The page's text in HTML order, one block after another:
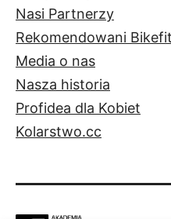
Nasi Partnerzy
Rekomendowani
Media o nas
Nasza historia
Profidea dla Kobiet
Kolarstwo.cc